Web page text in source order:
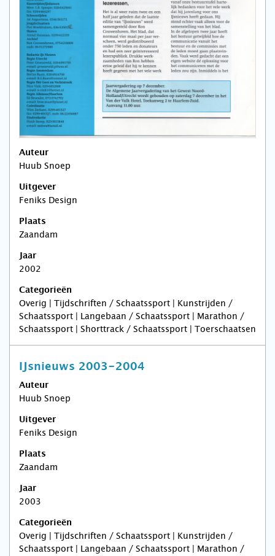
Auteur
Huub Snoep
Uitgever
Feniks Design
Plaats
Zaandam
Jaar
2002
Categorieën
Overig | Tijdschriften / Schaatssport | Kunstrijden /
Schaatssport | Langebaan / Schaatssport | Marathon /
Schaatssport | Shorttrack / Schaatssport | Toerschaatsen
IJsnieuws 2003-2004
Auteur
Huub Snoep
Uitgever
Feniks Design
Plaats
Zaandam
Jaar
2003
Categorieën
Overig | Tijdschriften / Schaatssport | Kunstrijden /
Schaatssport | Langebaan / Schaatssport | Marathon /